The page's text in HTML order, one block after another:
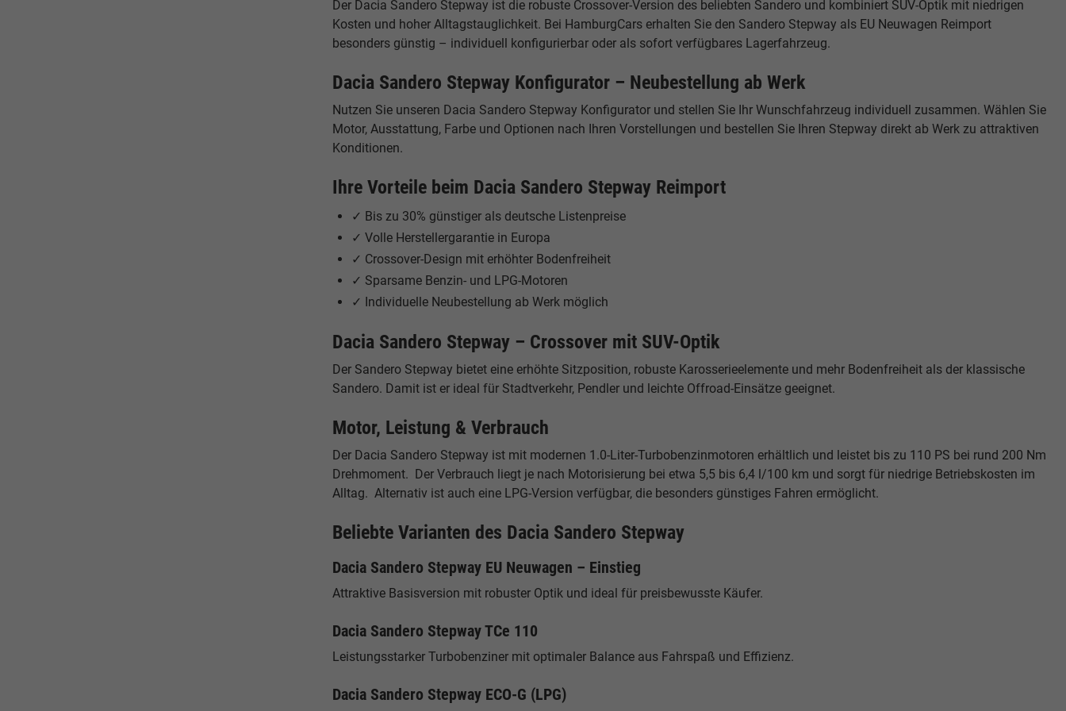
Der Dacia Sandero Stepway ist die robuste Crossover-Version des beliebten Sandero und kombiniert SUV-Optik mit niedrigen
Kosten und hoher Alltagstauglichkeit. Bei HamburgCars erhalten Sie den Sandero Stepway als EU Neuwagen Reimport
besonders günstig – individuell konfigurierbar oder als sofort verfügbares Lagerfahrzeug.
Dacia Sandero Stepway Konfigurator – Neubestellung ab Werk
Nutzen Sie unseren Dacia Sandero Stepway Konfigurator und stellen Sie Ihr Wunschfahrzeug individuell zusammen. Wählen Sie
Motor, Ausstattung, Farbe und Optionen nach Ihren Vorstellungen und bestellen Sie Ihren Stepway direkt ab Werk zu attraktiven
Konditionen.
Ihre Vorteile beim Dacia Sandero Stepway Reimport
✓ Bis zu 30% günstiger als deutsche Listenpreise
✓ Volle Herstellergarantie in Europa
✓ Crossover-Design mit erhöhter Bodenfreiheit
✓ Sparsame Benzin- und LPG-Motoren
✓ Individuelle Neubestellung ab Werk möglich
Dacia Sandero Stepway – Crossover mit SUV-Optik
Der Sandero Stepway bietet eine erhöhte Sitzposition, robuste Karosserieelemente und mehr Bodenfreiheit als der klassische
Sandero. Damit ist er ideal für Stadtverkehr, Pendler und leichte Offroad-Einsätze geeignet.
Motor, Leistung & Verbrauch
Der Dacia Sandero Stepway ist mit modernen 1.0-Liter-Turbobenzinmotoren erhältlich und leistet bis zu 110 PS bei rund 200 Nm
Drehmoment. Der Verbrauch liegt je nach Motorisierung bei etwa 5,5 bis 6,4 l/100 km und sorgt für niedrige Betriebskosten im
Alltag. Alternativ ist auch eine LPG-Version verfügbar, die besonders günstiges Fahren ermöglicht.
Beliebte Varianten des Dacia Sandero Stepway
Dacia Sandero Stepway EU Neuwagen – Einstieg
Attraktive Basisversion mit robuster Optik und ideal für preisbewusste Käufer.
Dacia Sandero Stepway TCe 110
Leistungsstarker Turbobenziner mit optimaler Balance aus Fahrspaß und Effizienz.
Dacia Sandero Stepway ECO-G (LPG)